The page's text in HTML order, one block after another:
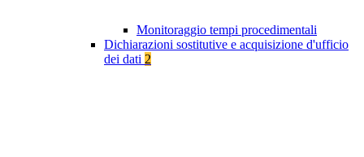
Monitoraggio tempi procedimentali
Dichiarazioni sostitutive e acquisizione d'ufficio
dei dati 2